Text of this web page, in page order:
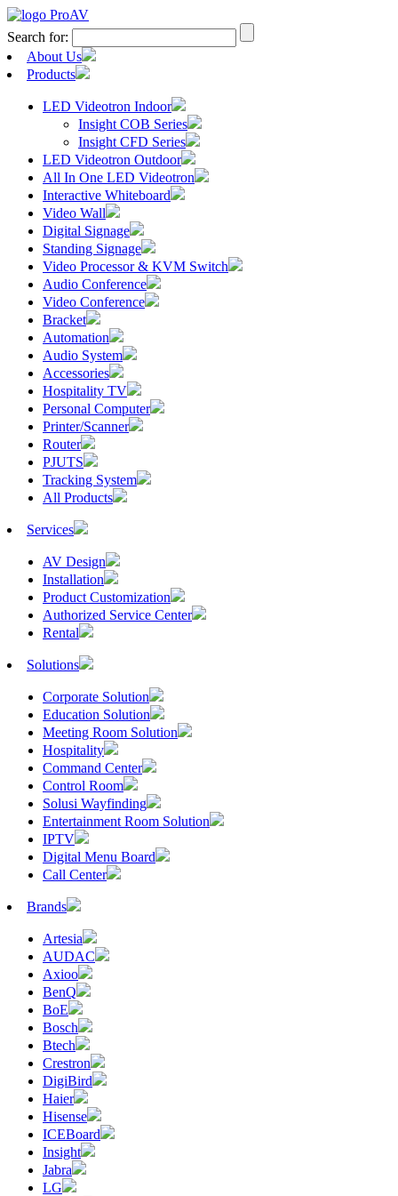
Search for:
About Us
Products
LED Videotron Indoor
Insight COB Series
Insight CFD Series
LED Videotron Outdoor
All In One LED Videotron
Interactive Whiteboard
Video Wall
Digital Signage
Standing Signage
Video Processor & KVM Switch
Audio Conference
Video Conference
Bracket
Automation
Audio System
Accessories
Hospitality TV
Personal Computer
Printer/Scanner
Router
PJUTS
Tracking System
All Products
Services
AV Design
Installation
Product Customization
Authorized Service Center
Rental
Solutions
Corporate Solution
Education Solution
Meeting Room Solution
Hospitality
Command Center
Control Room
Solusi Wayfinding
Entertainment Room Solution
IPTV
Digital Menu Board
Call Center
Brands
Artesia
AUDAC
Axioo
BenQ
BoE
Bosch
Btech
Crestron
DigiBird
Haier
Hisense
ICEBoard
Insight
Jabra
LG